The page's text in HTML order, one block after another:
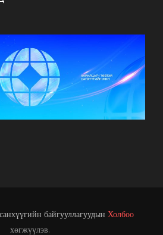
байгууллагуудын Холбоо
хөгжүүлэв.